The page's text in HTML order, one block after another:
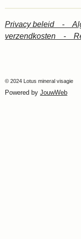
Privacy beleid -
verzendkosten -
© 2024 Lotus mineral visagie
Powered by JouwWeb